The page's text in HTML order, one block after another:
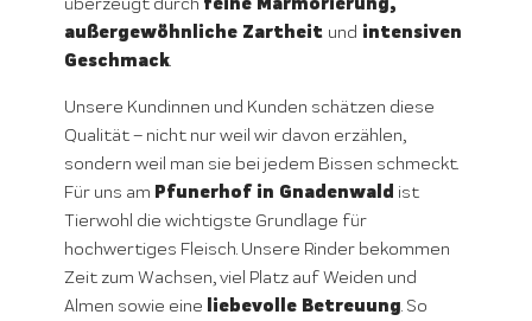
außergewöhnliche Zartheit und intensiven
Geschmack.
Unsere Kundinnen und Kunden schätzen diese
Qualität – nicht nur weil wir davon erzählen,
sondern weil man sie bei jedem Bissen schmeckt.
Für uns am Pfunerhof in Gnadenwald ist
Tierwohl die wichtigste Grundlage für
hochwertiges Fleisch. Unsere Rinder bekommen
Zeit zum Wachsen, viel Platz auf Weiden und
Almen sowie eine liebevolle Betreuung. So